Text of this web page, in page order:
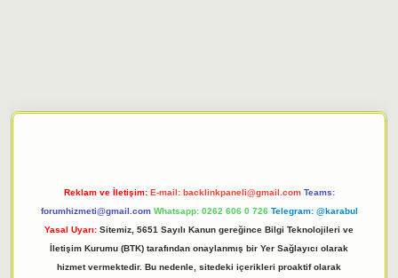
Reklam ve İletişim: E-mail: backlinkpaneli@gmail.com Teams:
forumhizmeti@gmail.com Whatsapp: 0262 606 0 726 Telegram: @karabul
Yasal Uyarı: Sitemiz, 5651 Sayılı Kanun gereğince Bilgi Teknolojileri ve
İletişim Kurumu (BTK) tarafından onaylanmış bir Yer Sağlayıcı olarak
hizmet vermektedir. Bu nedenle, sitedeki içerikleri proaktif olarak